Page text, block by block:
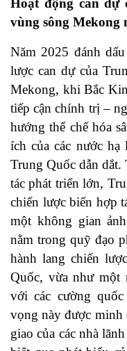
Hoạt động can dự
vùng sông Mekong
Năm 2025 đánh
lược can dự của
Mekong, khi Bắc
tiếp cận chính trị –
hướng thể chế hóa
ích của các nước hạ
Trung Quốc dẫn
tác phát triển lớn,
chiến lược biến hợp
một không gian
nằm trong quỹ đạo
hành lang chiến
Quốc, vừa như một
với các cường
vọng này được
giao của các nhà